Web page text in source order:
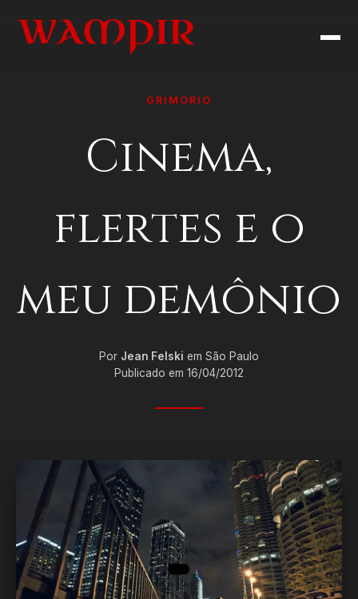
GRIMÓRIO
Cinema,
flertes e o
meu demônio
Por Jean Felski em São Paulo
Publicado em 16/04/2012